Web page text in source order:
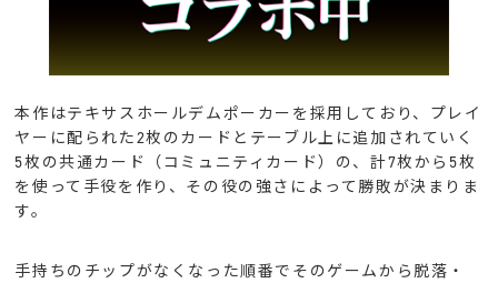
本作はテキサスホールデムポーカーを採用しており、プレイ
ヤーに配られた2枚のカードとテーブル上に追加されていく
5枚の共通カード（コミュニティカード）の、計7枚から5枚
を使って手役を作り、その役の強さによって勝敗が決まりま
す。
手持ちのチップがなくなった順番でそのゲームから脱落・